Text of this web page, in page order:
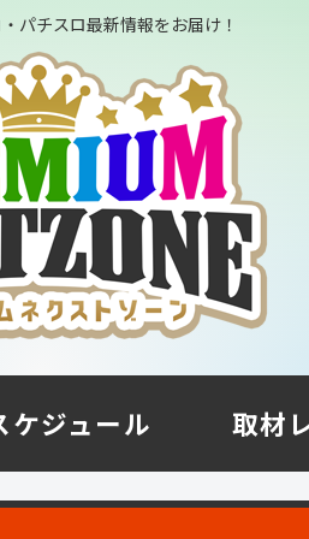
パチスロ最新情報をお届け！
ケジュール 取材